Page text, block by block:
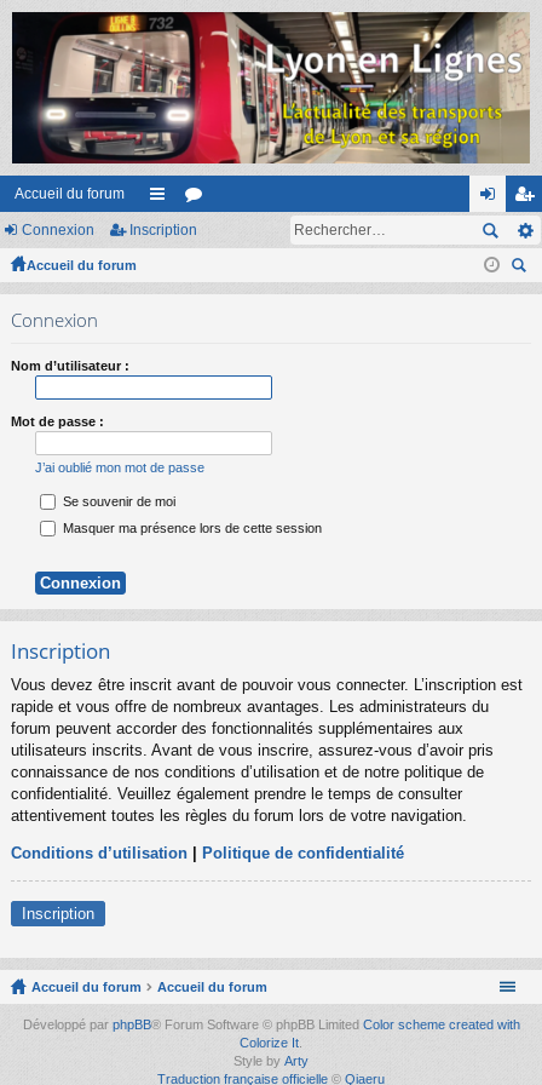
Accueil du forum
ac
s
or on
ne
ns
cri
Connexion Inscription
Accueil du forum
ec
Connexion
Nom d’utilisateur :
Mot de passe :
J’ai oublié mon mot de passe
Se souvenir de moi
Masquer ma présence lors de cette session
Inscription
Vous devez être inscrit avant de pouvoir vous connecter. L’inscription est
rapide et vous offre de nombreux avantages. Les administrateurs du
forum peuvent accorder des fonctionnalités supplémentaires aux
utilisateurs inscrits. Avant de vous inscrire, assurez-vous d’avoir pris
connaissance de nos conditions d’utilisation et de notre politique de
confidentialité. Veuillez également prendre le temps de consulter
attentivement toutes les règles du forum lors de votre navigation.
Conditions d’utilisation Politique de confidentialité
Inscription
Accueil du forum Accueil du forum
Développé par phpBB® Forum Software © phpBB Limited Color scheme created with
Colorize It.
Style by Arty
Traduction française officielle © Qiaeru